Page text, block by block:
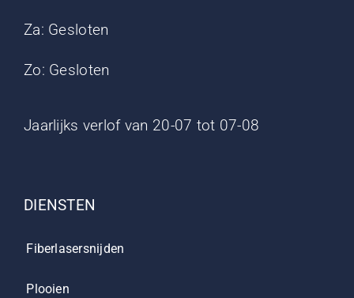
Za: Gesloten
Zo: Gesloten
Jaarlijks verlof van 20-07 tot 07-08
DIENSTEN
Fiberlasersnijden
Plooien